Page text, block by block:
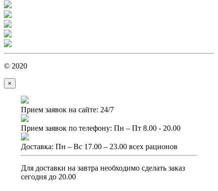
© 2020
×
Прием заявок на сайте: 24/7
Прием заявок по телефону: Пн – Пт 8.00 - 20.00
Доставка: Пн – Вс 17.00 – 23.00 всех рационов
Для доставки на завтра необходимо сделать заказ
сегодня до 20.00